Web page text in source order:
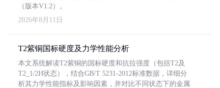
（版本V1.2）。
2026年8月11日
T2紫铜国标硬度及力学性能分析
本文系统解读T2紫铜的国标硬度和抗拉强度（包括T2及
T2_1/2H状态），结合GB/T 5231-2012标准数据，详细分
析其力学性能指标及影响因素，并对比不同状态下的金属